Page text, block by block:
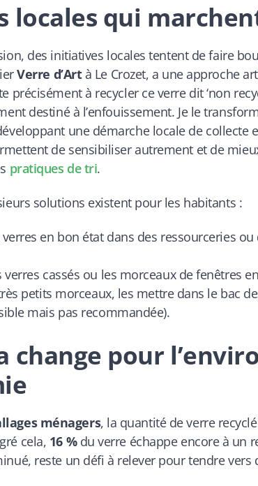
locales qui
des initiatives locales tentent de faire
Verre d’Artà Le Crozet, a une approche
précisément à recycler ce verre dit ‘non
destiné à l’enfouissement. Je le
une démarche locale de collecte
de sensibiliser autrement et de
pratiques de tri.
solutions existent pour les habitants :
en bon état dans des ressourceries
cassés ou les morceaux de fenêtres
petits morceaux, les mettre dans le bac
mais pas recommandée).
change pour
ménagers, la quantité de verre
cela, 16 %du verre échappe encore à un
reste un défi à relever pour tendre